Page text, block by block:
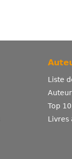
Liste
Top
Livres